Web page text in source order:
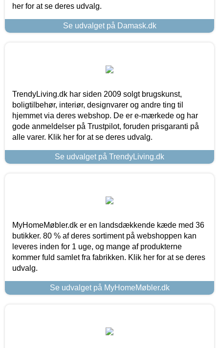
her for at se deres udvalg.
Se udvalget på Damask.dk
TrendyLiving.dk har siden 2009 solgt brugskunst,
boligtilbehør, interiør, designvarer og andre ting til
hjemmet via deres webshop. De er e-mærkede og har
gode anmeldelser på Trustpilot, foruden prisgaranti på
alle varer. Klik her for at se deres udvalg.
Se udvalget på TrendyLiving.dk
MyHomeMøbler.dk er en landsdækkende kæde med 36
butikker. 80 % af deres sortiment på webshoppen kan
leveres inden for 1 uge, og mange af produkterne
kommer fuld samlet fra fabrikken. Klik her for at se deres
udvalg.
Se udvalget på MyHomeMøbler.dk